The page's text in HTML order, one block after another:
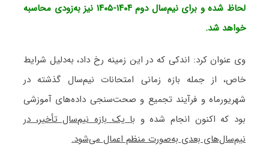
لحاظ شده و برای نیم‌سال دوم ۱۴۰۴-۱۴۰۵ نیز به‌زودی محاسبه
خواهد شد.
وی عنوان کرد: اندکی که در این زمینه رخ داد، به‌دلیل شرایط
خاص، از جمله بازه زمانی امتحانات نیم‌سال گذشته در
شهریورماه و فرآیند تجمیع و صحت‌سنجی داده‌های آموزشی
بود که اکنون انجام شده وبا یک بازه نیم‌سال تأخیر، در
نیم‌سال‌های بعدی به‌صورت منظم اعمال می‌شود.